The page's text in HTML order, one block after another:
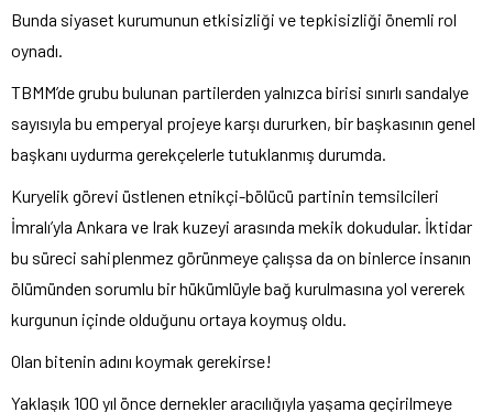
Bunda siyaset kurumunun etkisizliği ve tepkisizliği önemli rol
oynadı.
TBMM’de grubu bulunan partilerden yalnızca birisi sınırlı sandalye
sayısıyla bu emperyal projeye karşı dururken, bir başkasının genel
başkanı uydurma gerekçelerle tutuklanmış durumda.
Kuryelik görevi üstlenen etnikçi-bölücü partinin temsilcileri
İmralı’yla Ankara ve Irak kuzeyi arasında mekik dokudular. İktidar
bu süreci sahiplenmez görünmeye çalışsa da on binlerce insanın
ölümünden sorumlu bir hükümlüyle bağ kurulmasına yol vererek
kurgunun içinde olduğunu ortaya koymuş oldu.
Olan bitenin adını koymak gerekirse!
Yaklaşık 100 yıl önce dernekler aracılığıyla yaşama geçirilmeye